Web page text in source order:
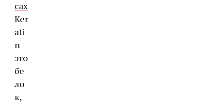
Ker
ati
n –
это
бе
ло
к,